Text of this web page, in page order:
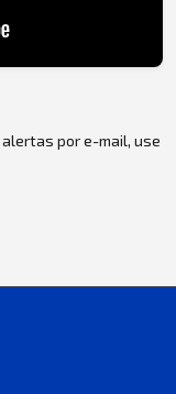
por e-mail, use